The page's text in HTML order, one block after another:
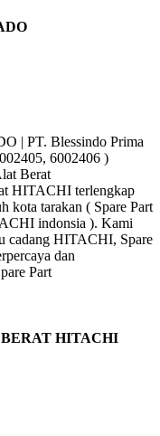
| PT. Blessindo Prima
6002406 )
Berat
HITACHI terlengkap
kota tarakan ( Spare Part
indonsia ). Kami
cadang HITACHI, Spare
dan
Part
HITACHI